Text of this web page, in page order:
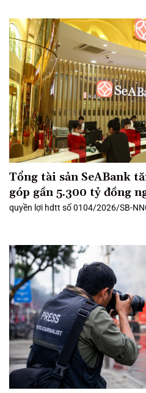
Tổng tài sản SeABank
góp gần 5.300 tỷ đồng
quyền lợi hdtt số 0104/2026/SB-